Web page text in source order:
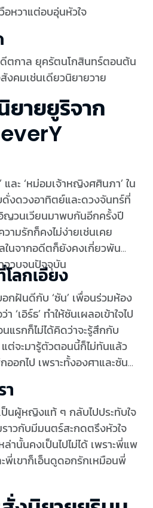
อหวาแต่อบอุ่นหัวใจ
ดีตกาล ยุครัตนโกสินทร์ตอนต้น
คมเช่นเดียวนิยายวาย
ยายยูริจาก
ละ ‘หม่อมเจ้าหญิงศศินภา’ ใน
งดวงอาทิตย์และดวงจันทร์ที่
ญวนเวียนมาพบกันอีกครั้งปี
ามรักก็คงไม่ง่ายเช่นเคย
ในจากอดีตก็ยังคงเกี่ยวพัน
จวบจนปัจจุบัน
ลกเอียง
อกฝันดีกับ ‘ซัน’ เพื่อนร่วมห้อง
‘เอิร์ธ’ ทำให้ซันเผลอเข้าใจไป
แรกก็ไม่ได้คิดว่าจะรู้สึกกับ
ต่จะมารู้ตัวตอนนี้ก็ไม่ทันแล้ว
อกไป เพราะทั้งองศาและซันก็
า
ป็นผู้หญิงแท้ ๆ กลับไปประทับใจ
าวกับมีมนตร์สะกดตรึงหัวใจ
านั้นคงเป็นไปไม่ได้ เพราะพี่แพ
พี่เขาก็เอ็นดูดอกรักเหมือนพี่